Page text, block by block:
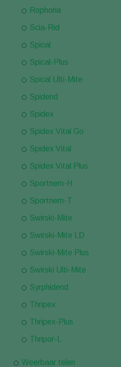
Rophoria
Scia-Rid
Spical
Spical-Plus
Spical Ulti-Mite
Spidend
Spidex
Spidex Vital Go
Spidex Vital
Spidex Vital Plus
Sportnem-H
Sportnem-T
Swirski-Mite
Swirski-Mite LD
Swirski-Mite Plus
Swirski Ulti-Mite
Syrphidend
Thripex
Thripex-Plus
Thripor-L
Weerbaar telen